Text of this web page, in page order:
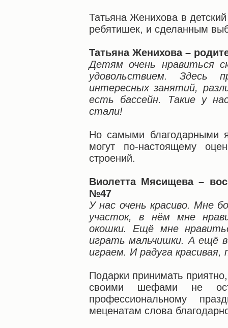
Татьяна Женихова в
ребятишек, и сделанным
Татьяна Женихова –
Детям очень нравиться
удовольствием. Здесь
интересных занятий,
есть бассейн. Такие у
стали!
Но самыми благодарными
могут по-настоящему
строений.
Виолетта Мясищева –
№47
У нас очень красиво. Мне
участок, в нём мне
окошки. Ещё мне
играть мальчишки. А ещё
играем. И радуга
Подарки принимать
своими шефами не
профессиональному
меценатам слова